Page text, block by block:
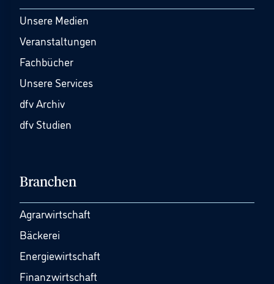
Unsere Medien
Veranstaltungen
Fachbücher
Unsere Services
dfv Archiv
dfv Studien
Branchen
Agrarwirtschaft
Bäckerei
Energiewirtschaft
Finanzwirtschaft